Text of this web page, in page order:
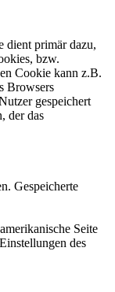
dient primär dazu,
bzw.
Cookie kann z.B.
Browsers
gespeichert
der das
Gespeicherte
Seite
des